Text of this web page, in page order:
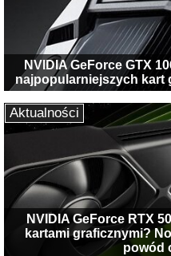
NVIDIA GeForce GTX
najpopularniejszych kart
NVIDIA GeForce RTX
kartami graficznymi?
powód
Aktualności